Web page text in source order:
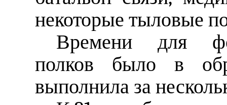
некоторые тыловые
Времени для
полков было в
выполнила за